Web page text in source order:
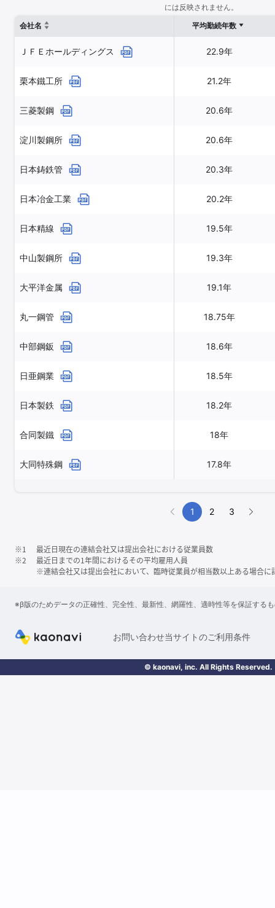
には反映されません。
会社名
平均勤続年数
ＪＦＥホールディングス 22.9年
栗本鐵工所 21.2年
三菱製鋼 20.6年
淀川製鋼所 20.6年
日本鋳鉄管 20.3年
日本冶金工業 20.2年
日本精線 19.5年
中山製鋼所 19.3年
大平洋金属 19.1年
丸一鋼管 18.75年
中部鋼鈑 18.6年
日亜鋼業 18.5年
日本製鉄 18.2年
合同製鐵 18年
大同特殊鋼 17.8年
1 2 3
※1
最近日現在の連結会社又は提出会社における従業員数
※2
最近日までの1年間におけるその平均雇用人員
※連結会社又は提出会社において、臨時従業員が相当数以上ある場合に
※β版のためデータの正確性、完全性、最新性、網羅性、適時性等を保証する
お問い合わせ当サイトのご利用条件
© kaonavi, inc. All Rights Reserved.